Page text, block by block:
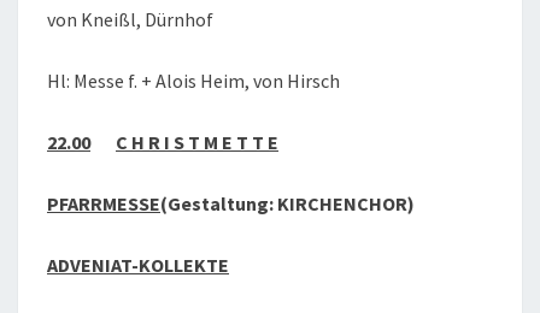
von Kneißl, Dürnhof
Hl: Messe f. + Alois Heim, von Hirsch
22.00 C H R I S T M E T T E
PFARRMESSE(Gestaltung: KIRCHENCHOR)
ADVENIAT-KOLLEKTE